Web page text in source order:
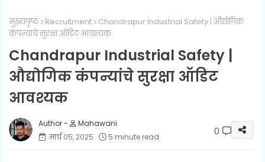
मुख्यपृष्ठ Recruitment
Chandrapur Industrial Safety | औद्योगिक
कंपन्यांचे सुरक्षा ऑडिट आवश्यक
Chandrapur Industrial Safety |
औद्योगिक कंपन्यांचे सुरक्षा ऑडिट
आवश्यक
Mahawani
मार्च ०५, २०२५
5 minute read 0